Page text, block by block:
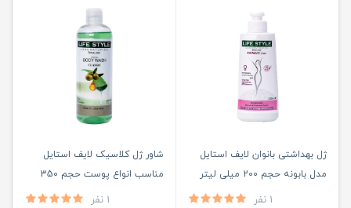
ژل بهداشتی بانوان لایف استایل
مدل بابونه حجم 200 میلی لیتر
1 نفر
شاور ژل کلاسیک لایف استایل
مناسب انواع پوست حجم 350
1 نفر